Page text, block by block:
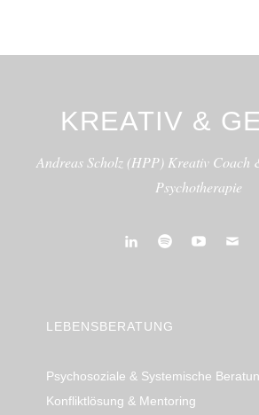
KREATIV &
Andreas Scholz (HPP) Kreativ
Psychotherapie
LEBENSBERATUNG
Psychosoziale & Systemische
Konfliktlösung & Mentoring